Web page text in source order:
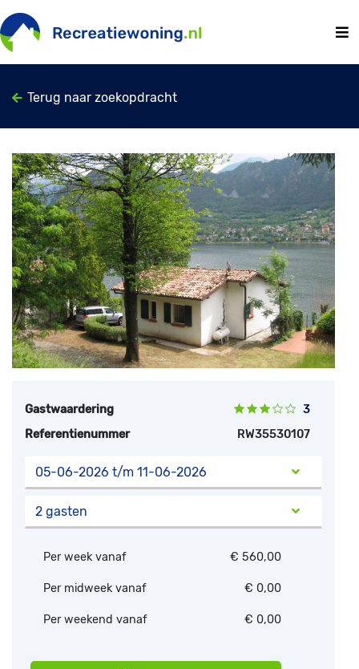
Terug naar zoekopdracht
Previous
Next
Gastwaardering
3
Referentienummer
RW35530107
05-06-2026 t/m 11-06-2026
2 gasten
Per week vanaf € 560,00
Per midweek vanaf € 0,00
Per weekend vanaf € 0,00